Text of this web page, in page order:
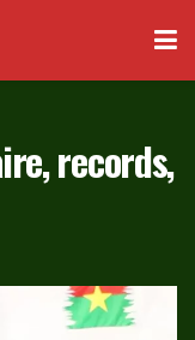
records,